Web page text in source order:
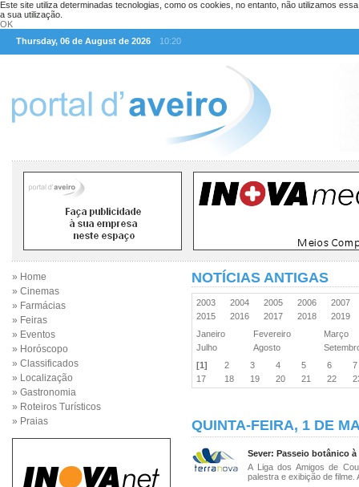
Este site utiliza determinadas tecnologias, como os cookies, no entanto, não utilizamos
a sua utilização.
OK
Thursday, 06 de August de 2026
10:20
» Home
» Cinemas
» Farmácias
» Feiras
» Eventos
» Horóscopo
» Classificados
» Localização
» Gastronomia
» Roteiros Turísticos
» Praias
NOTÍCIAS ANTIGAS
2003 2004 2005 2006
2007
2015
2016 2017 2018
2019
Janeiro
Fevereiro
Março
Julho
Agosto
[1]
2 3 4 5 6
17
18 19 20 21 22
QUINTA-FEIRA, 1 DE
Sever: Passeio botânico
A Liga dos Amigos de
palestra e exibição de filme.